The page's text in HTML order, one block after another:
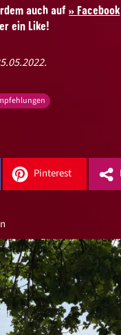
auch auf Facebook
ein Like!
Pinterest